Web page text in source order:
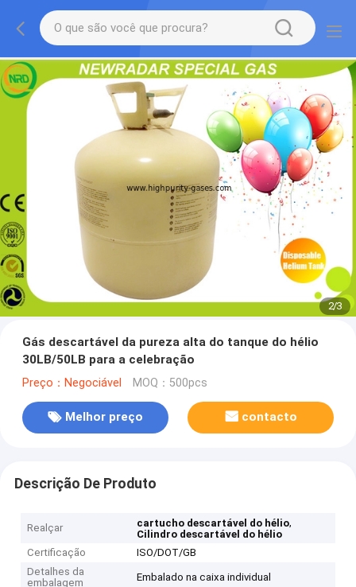
2/3
Gás descartável da pureza alta do tanque do hélio
30LB/50LB para a celebração
Preço：Negociável MOQ：500pcs
Melhor preço contacto
Descrição De Produto
Realçar cartucho descartável do hélio,
Cilindro descartável do hélio
Certificação
ISO/DOT/GB
Detalhes da
embalagem
Embalado na caixa individual